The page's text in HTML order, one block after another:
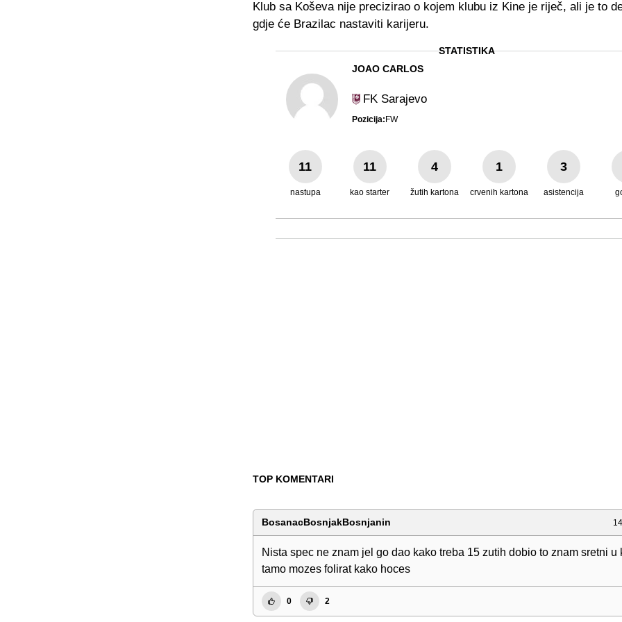
Klub sa Koševa nije precizirao o kojem klubu iz Kine je riječ, ali je to
gdje će Brazilac nastaviti karijeru.
JOAO CARLOS
FK Sarajevo
Pozicija: FW
STATISTIKA
11
nastupa
11
kao starter
4
žutih kartona
1
crvenih kartona
3
asistencija
TOP KOMENTARI
BosanacBosnjakBosnjanin
Nista spec ne znam jel go dao kako treba 15 zutih dobio to znam sretni u
tamo mozes folirat kako hoces
0 2